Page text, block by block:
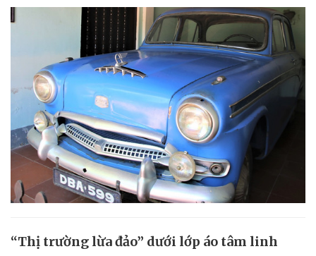
“Thị trường lừa đảo” dưới lớp áo tâm linh